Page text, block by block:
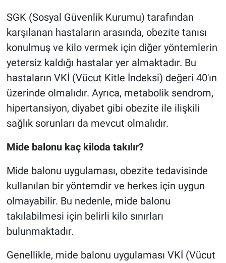
SGK (Sosyal Güvenlik Kurumu) tarafından
karşılanan hastaların arasında, obezite tanısı
konulmuş ve kilo vermek için diğer yöntemlerin
yetersiz kaldığı hastalar yer almaktadır. Bu
hastaların VKİ (Vücut Kitle İndeksi) değeri 40'ın
üzerinde olmalıdır. Ayrıca, metabolik sendrom,
hipertansiyon, diyabet gibi obezite ile ilişkili
sağlık sorunları da mevcut olmalıdır.
Mide balonu kaç kiloda takılır?
Mide balonu uygulaması, obezite tedavisinde
kullanılan bir yöntemdir ve herkes için uygun
olmayabilir. Bu nedenle, mide balonu
takılabilmesi için belirli kilo sınırları
bulunmaktadır.
Genellikle, mide balonu uygulaması VKİ (Vücut